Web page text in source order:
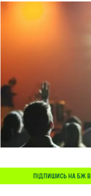
ПІДПИШИСЬ НА БЖ В